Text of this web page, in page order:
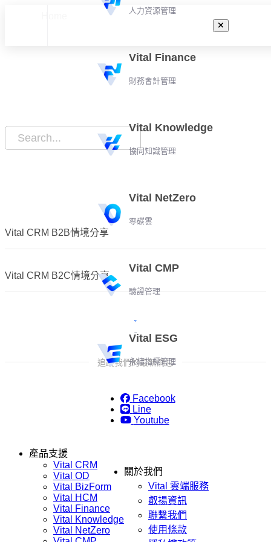
人力資源管理
Vital Finance
財務會計管理
Vital Knowledge
協同知識管理
Vital NetZero
零碳雲
Vital CMP
驗證管理
Vital ESG
永續指標管理
情境應用
Vital CRM B2B情境分享
Vital CRM B2C情境分享
追蹤我們的最新消息
Facebook
Line
Youtube
產品支援
Vital CRM
Vital OD
Vital BizForm
Vital HCM
Vital Finance
Vital Knowledge
Vital NetZero
關於我們
Vital 雲端服務
叡揚資訊
聯繫我們
使用條款